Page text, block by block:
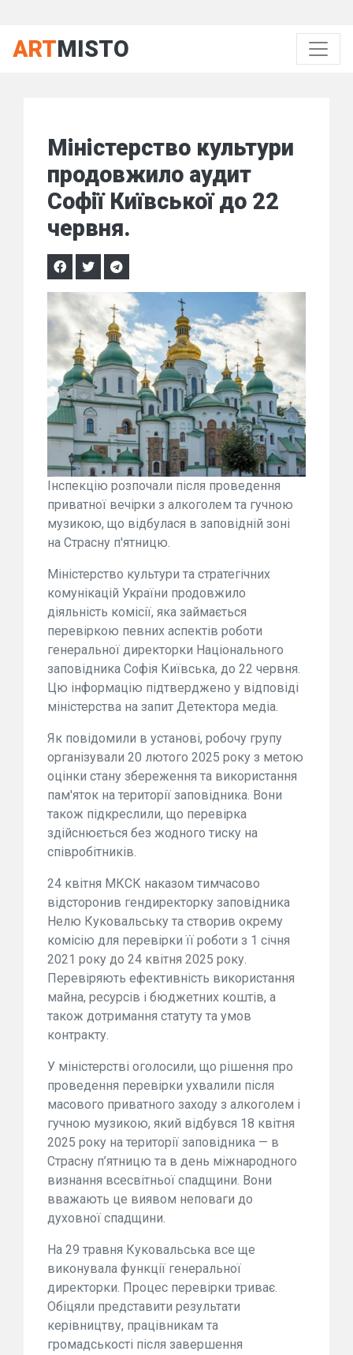
ARTMISTO
Міністерство культури
продовжило аудит
Софії Київської до 22
червня.
Інспекцію розпочали після проведення
приватної вечірки з алкоголем та гучною
музикою, що відбулася в заповідній зоні
на Страсну п'ятницю.
Міністерство культури та стратегічних
комунікацій України продовжило
діяльність комісії, яка займається
перевіркою певних аспектів роботи
генеральної директорки Національного
заповідника Софія Київська, до 22 червня.
Цю інформацію підтверджено у відповіді
міністерства на запит Детектора медіа.
Як повідомили в установі, робочу групу
організували 20 лютого 2025 року з метою
оцінки стану збереження та використання
пам'яток на території заповідника. Вони
також підкреслили, що перевірка
здійснюється без жодного тиску на
співробітників.
24 квітня МКСК наказом тимчасово
відсторонив гендиректорку заповідника
Нелю Куковальську та створив окрему
комісію для перевірки її роботи з 1 січня
2021 року до 24 квітня 2025 року.
Перевіряють ефективність використання
майна, ресурсів і бюджетних коштів, а
також дотримання статуту та умов
контракту.
У міністерстві оголосили, що рішення про
проведення перевірки ухвалили після
масового приватного заходу з алкоголем і
гучною музикою, який відбувся 18 квітня
2025 року на території заповідника — в
Страсну п’ятницю та в день міжнародного
визнання всесвітньої спадщини. Вони
вважають це виявом неповаги до
духовної спадщини.
На 29 травня Куковальська все ще
виконувала функції генеральної
директорки. Процес перевірки триває.
Обіцяли представити результати
керівництву, працівникам та
громадськості після завершення